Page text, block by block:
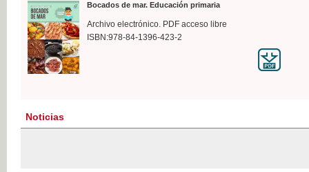
Bocados de mar. Educación primaria
Archivo electrónico. PDF acceso libre
ISBN:978-84-1396-423-2
Noticias